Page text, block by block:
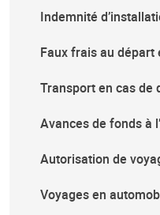
Indemnité
Faux frais au départ
Transport en cas de
Avances de fonds à
Autorisation de
Voyages en